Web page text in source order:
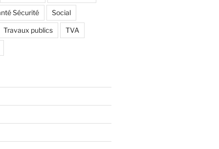
Sécurité Social
Travaux publics TVA